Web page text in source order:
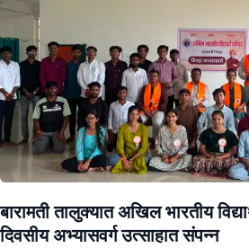
बारामती तालुक्यात अखिल भारतीय
दिवसीय अभ्यासवर्ग उत्साहात संपन्न